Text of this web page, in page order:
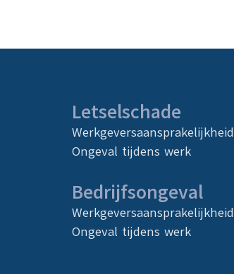
Letselschade
Werkgeversaansprakelijkheid
Ongeval tijdens werk
Bedrijfsongeval
Werkgeversaansprakelijkheid
Ongeval tijdens werk